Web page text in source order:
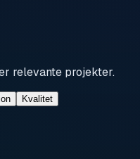
relevante projekter.
Kvalitet